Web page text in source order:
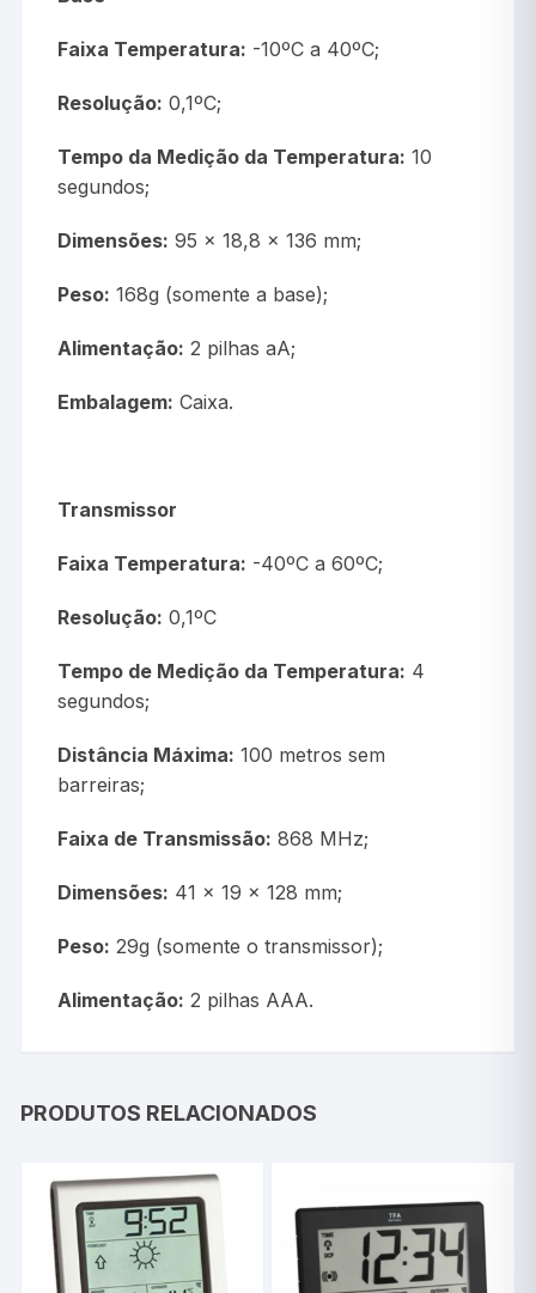
Faixa Temperatura: -10ºC a 40ºC;
Resolução: 0,1ºC;
Tempo da Medição da Temperatura: 10
segundos;
Dimensões: 95 x 18,8 x 136 mm;
Peso: 168g (somente a base);
Alimentação: 2 pilhas aA;
Embalagem: Caixa.
Transmissor
Faixa Temperatura: -40ºC a 60ºC;
Resolução: 0,1ºC
Tempo de Medição da Temperatura: 4
segundos;
Distância Máxima: 100 metros sem
barreiras;
Faixa de Transmissão: 868 MHz;
Dimensões: 41 x 19 x 128 mm;
Peso: 29g (somente o transmissor);
Alimentação: 2 pilhas AAA.
PRODUTOS RELACIONADOS